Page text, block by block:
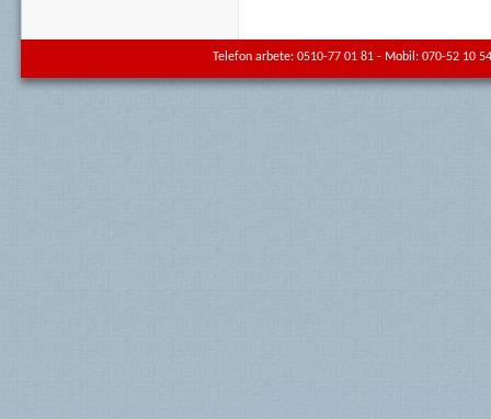
Telefon arbete: 0510-77 01 81 - Mobil: 070-52 10